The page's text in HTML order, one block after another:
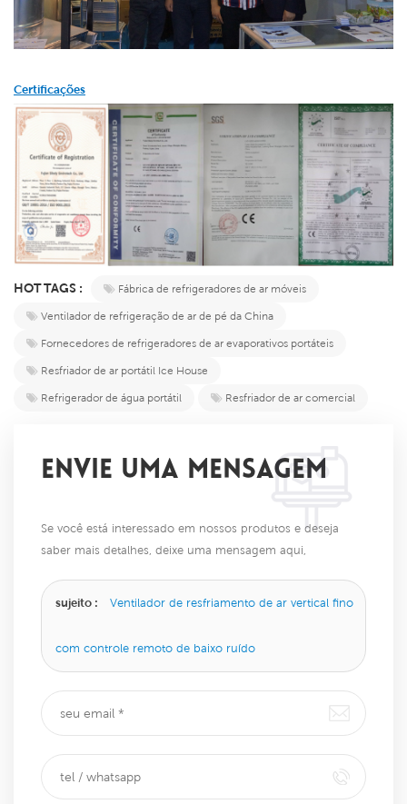
Certificações
HOT TAGS :
Fábrica de refrigeradores de ar móveis
Ventilador de refrigeração de ar de pé da China
Fornecedores de refrigeradores de ar evaporativos portáteis
Resfriador de ar portátil Ice House
Refrigerador de água portátil
Resfriador de ar comercial
ENVIE UMA MENSAGEM
Se você está interessado em nossos produtos e deseja
saber mais detalhes, deixe uma mensagem aqui,
sujeito : Ventilador de resfriamento de ar vertical fino
com controle remoto de baixo ruído